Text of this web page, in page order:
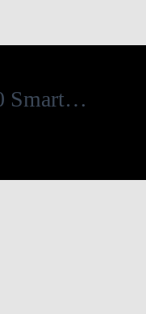
Smart…